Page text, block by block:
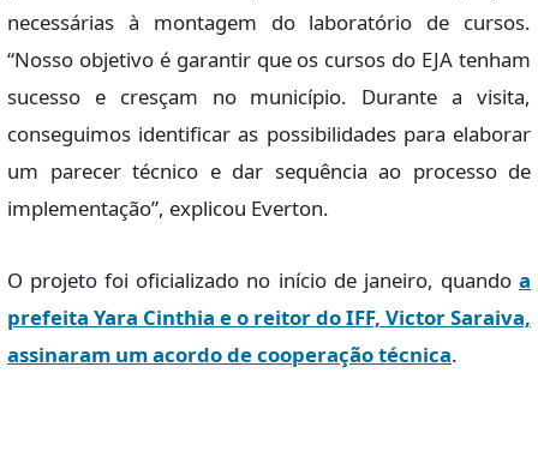
necessárias à montagem do laboratório de cursos.
“Nosso objetivo é garantir que os cursos do EJA tenham
sucesso e cresçam no município. Durante a visita,
conseguimos identificar as possibilidades para elaborar
um parecer técnico e dar sequência ao processo de
implementação”, explicou Everton.
O projeto foi oficializado no início de janeiro, quando a
prefeita Yara Cinthia e o reitor do IFF, Victor Saraiva,
assinaram um acordo de cooperação técnica.